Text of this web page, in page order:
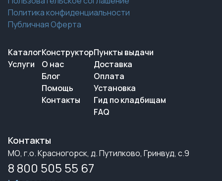
Политика конфиденциальности
Публичная Оферта
Каталог
Услуги
Конструктор
О нас
Блог
Помощь
Контакты
Пункты выдачи
Доставка
Оплата
Установка
Гид по кладбищам
FAQ
Контакты
МО, г.о. Красногорск, д. Путилково, Гринвуд, с.9
8 800 505 55 67